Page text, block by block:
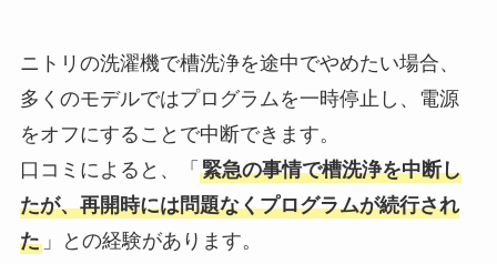
ニトリの洗濯機で槽洗浄を途中でやめたい場合、
多くのモデルではプログラムを一時停止し、電源
をオフにすることで中断できます。
口コミによると、「 緊急の事情で槽洗浄を中断し
たが、再開時には問題なくプログラムが続行され
た」との経験があります。